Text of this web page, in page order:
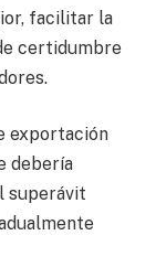
facilitar la
certidumbre
exportación
debería
superávit